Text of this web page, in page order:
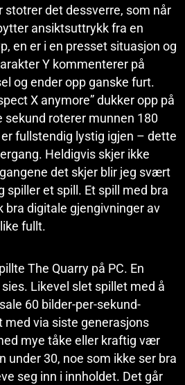
stotrer det dessverre, som når
ansiktsuttrykk fra en
en er i en presset situasjon og
Y kommenterer på
og ender opp ganske furt.
X anymore” dukker opp på
sekund roterer munnen 180
fullstendig lystig igjen – dette
Heldigvis skjer ikke
det skjer blir jeg svært
spiller et spill. Et spill med bra
bra digitale gjengivninger av
fullt.
The Quarry på PC. En
Likevel slet spillet med å
60 bilder-per-sekund-
med via siste generasjons
mye tåke eller kraftig vær
under 30, noe som ikke ser bra
seg inn i innholdet. Det går